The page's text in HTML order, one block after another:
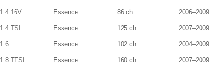
1.4 16V Essence 86 ch 2006–2009
1.4 TSI Essence 125 ch 2007–2009
1.6 Essence 102 ch 2004–2009
1.8 TFSI Essence 160 ch 2007–2009